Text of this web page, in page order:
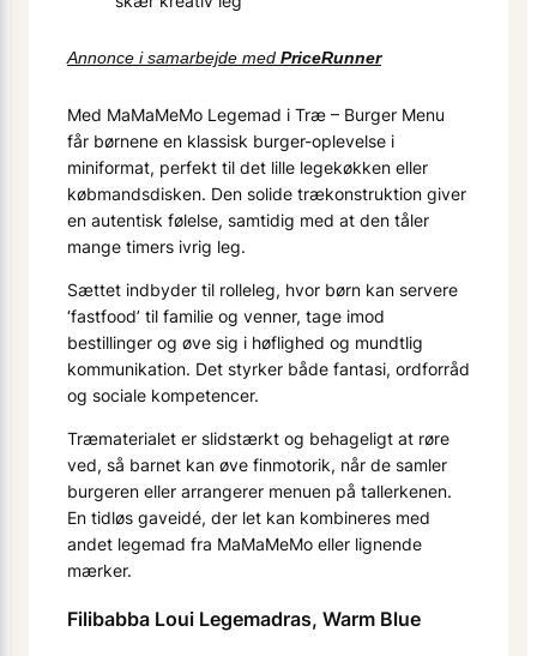
Annonce i samarbejde med PriceRunner
Med MaMaMeMo Legemad i Træ – Burger Menu
får børnene en klassisk burger-oplevelse i
miniformat, perfekt til det lille legekøkken eller
købmands­disken. Den solide træ­konstruktion giver
en autentisk følelse, samtidig med at den tåler
mange timers ivrig leg.
Sættet indbyder til rolleleg, hvor børn kan servere
‘fastfood’ til familie og venner, tage imod
bestillinger og øve sig i høflighed og mundtlig
kommunikation. Det styrker både fantasi, ordforråd
og sociale kompetencer.
Træmaterialet er slidstærkt og behageligt at røre
ved, så barnet kan øve finmotorik, når de samler
burgeren eller arrangerer menuen på tallerkenen.
En tidløs gaveidé, der let kan kombineres med
andet legemad fra MaMaMeMo eller lignende
mærker.
Filibabba Loui Legemadras, Warm Blue